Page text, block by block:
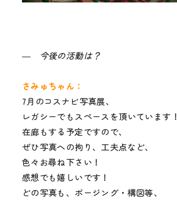
― 今後の活動は？
さみゅちゃん：
7月のコスナビ写真展、
レガシーでもスペースを頂いています！
在廊もする予定ですので、
ぜひ写真への拘り、工夫点など、
色々お尋ね下さい！
感想でも嬉しいです！
どの写真も、ポージング・構図等、